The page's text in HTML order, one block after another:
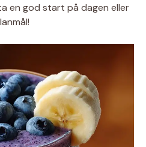
en god start på dagen eller